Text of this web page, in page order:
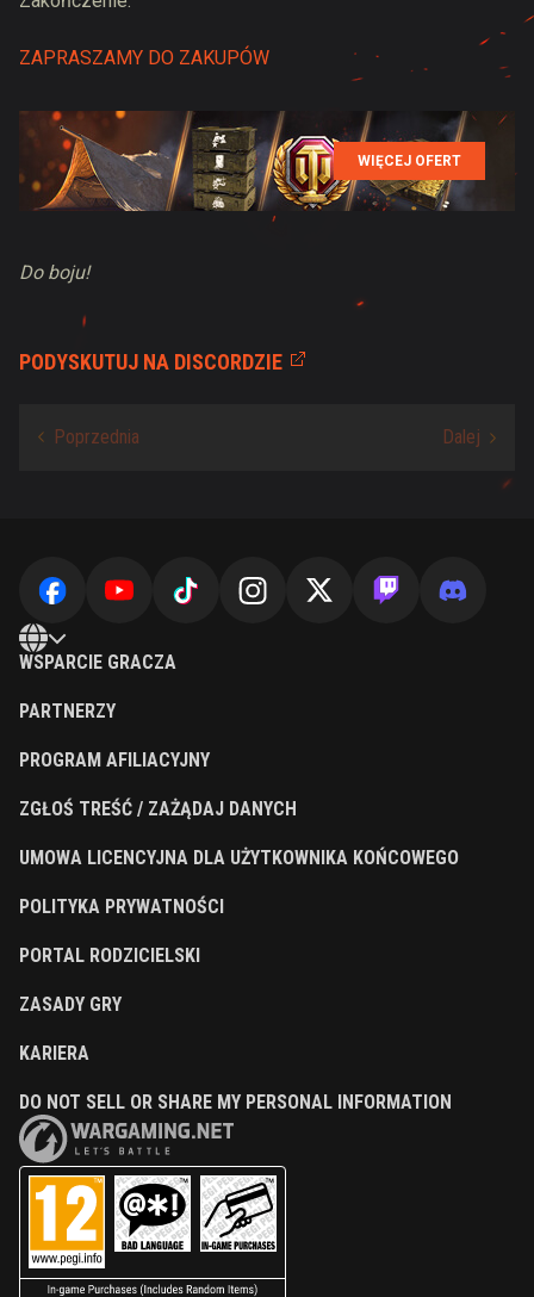
ZAPRASZAMY DO ZAKUPÓW
WIĘCEJ OFERT
Do boju!
PODYSKUTUJ NA DISCORDZIE
WSPARCIE GRACZA
PARTNERZY
PROGRAM AFILIACYJNY
ZGŁOŚ TREŚĆ / ZAŻĄDAJ DANYCH
UMOWA LICENCYJNA DLA UŻYTKOWNIKA KOŃCOWEGO
POLITYKA PRYWATNOŚCI
PORTAL RODZICIELSKI
ZASADY GRY
KARIERA
DO NOT SELL OR SHARE MY PERSONAL INFORMATION